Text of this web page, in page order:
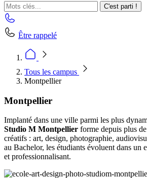
C'est parti !
Être rappelé
Tous les campus
Montpellier
Montpellier
Implanté dans une ville parmi les plus
Studio M Montpellier forme depuis plus de
créatifs : art, design, photographie,
au Bachelor, les étudiants évoluent dans un
et professionnalisant.